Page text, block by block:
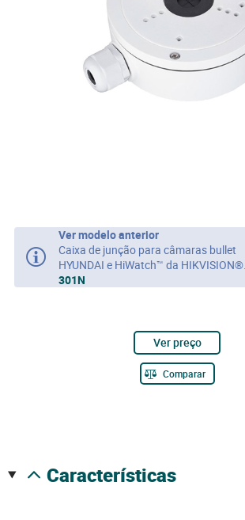
Ver modelo anterior
Caixa de junção para câmaras bullet
HYUNDAI e HiWatch™ da
301N
Ver preço
Comparar
características